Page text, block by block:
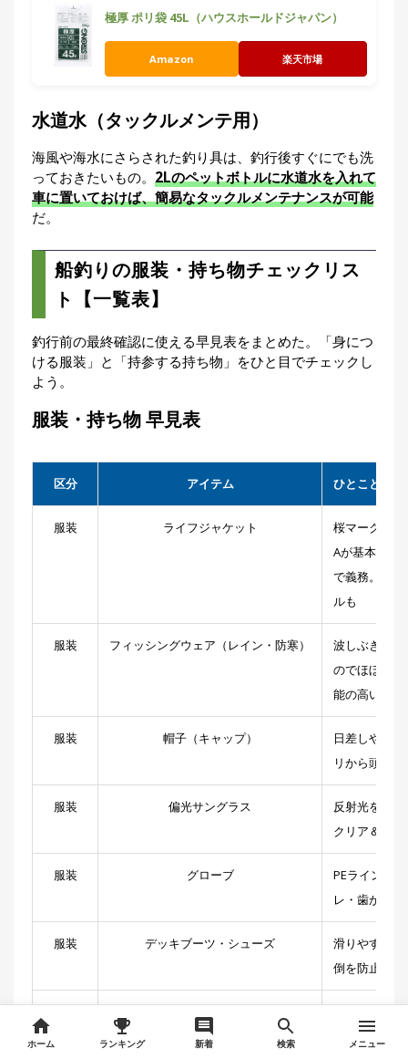
極厚 ポリ袋 45L（ハウスホールドジャパン）
Amazon 楽天市場
水道水（タックルメンテ用）
海風や海水にさらされた釣り具は、釣行後すぐにでも洗
っておきたいもの。 2Lのペットボトルに水道水を入れて
車に置いておけば、簡易なタックルメンテナンスが可能
だ。
船釣りの服装・持ち物チェックリス
ト【一覧表】
釣行前の最終確認に使える早見表をまとめた。「身につ
ける服装」と「持参する持ち物」をひと目でチェックし
よう。
服装・持ち物 早見表
区分 アイテム ひとことポイ
服装 ライフジャケット
桜マーク付き
Aが基本。着
で義務。船宿
ルも
服装 フィッシングウェア（レイン・防寒）
波しぶきなど
のでほぼ必須
能の高いもの
服装 帽子（キャップ）
日差しや飛
リから頭を守
服装 偏光サングラス
反射光をカ
クリア＆目を
服装 グローブ
PEラインや
レ・歯から
服装 デッキブーツ・シューズ
滑りやすい船
倒を防止
定期的に塗
ホーム ランキング 新着 検索 メニュー